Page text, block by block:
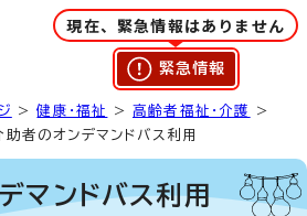
現在、緊急情報はありません
緊急情報
>健康・福祉 >高齢者福祉・介護
>
者のオンデマンドバス利用
マンドバス利用